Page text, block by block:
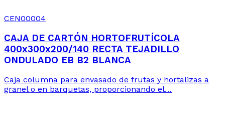
CEN00004
CAJA DE CARTÓN HORTOFRUTÍCOLA
400x300x200/140 RECTA TEJADILLO
ONDULADO EB B2 BLANCA
Caja columna para envasado de frutas y hortalizas a
granel o en barquetas, proporcionando el…